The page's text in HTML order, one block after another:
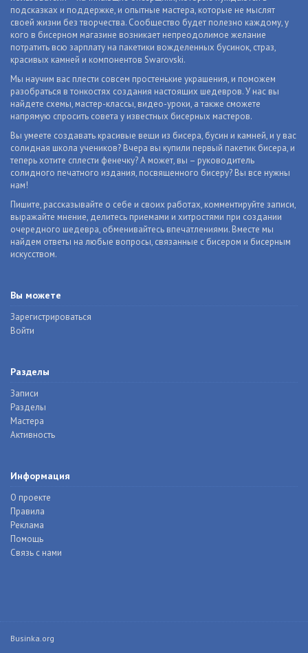
подсказках и поддержке, и опытные мастера, которые не мыслят
своей жизни без творчества. Сообщество будет полезно каждому, у
кого в бисерном магазине возникает непреодолимое желание
потратить всю зарплату на пакетики вожделенных бусинок, страз,
красивых камней и компонентов Swarovski.
Мы научим вас плести совсем простенькие украшения, и поможем
разобраться в тонкостях создания настоящих шедевров. У нас вы
найдете схемы, мастер-классы, видео-уроки, а также сможете
напрямую спросить совета у известных бисерных мастеров.
Вы умеете создавать красивые вещи из бисера, бусин и камней, и у вас
солидная школа учеников? Вчера вы купили первый пакетик бисера, и
теперь хотите сплести фенечку? А может, вы – руководитель
солидного печатного издания, посвященного бисеру? Вы все нужны
нам!
Пишите, рассказывайте о себе и своих работах, комментируйте записи,
выражайте мнение, делитесь приемами и хитростями при создании
очередного шедевра, обменивайтесь впечатлениями. Вместе мы
найдем ответы на любые вопросы, связанные с бисером и бисерным
искусством.
Вы можете
Зарегистрироваться
Войти
Разделы
Записи
Разделы
Мастера
Активность
Информация
О проекте
Правила
Реклама
Помощь
Связь с нами
Businka.org